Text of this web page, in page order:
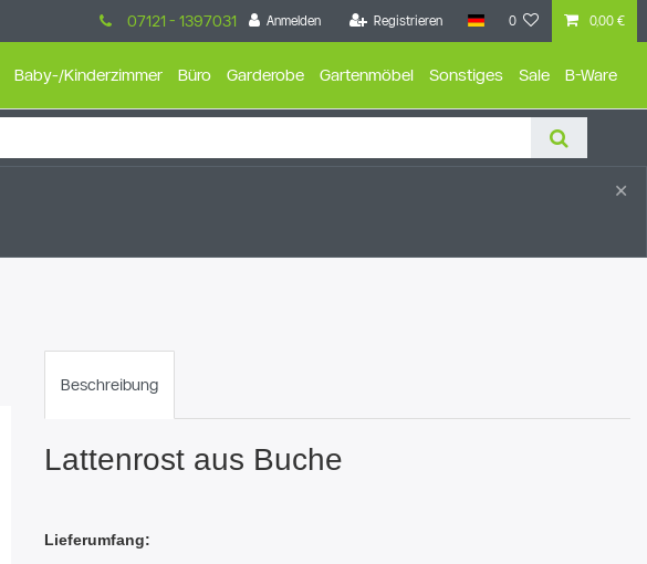
Anmelden Registrieren 0 0,00 €
07121 - 1397031
Baby-/Kinderzimmer Büro Garderobe Gartenmöbel Sonstiges Sale B-Ware
×
Beschreibung
Lattenrost aus Buche
Lieferumfang: